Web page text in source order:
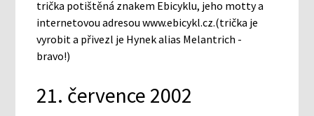
trička potištěná znakem Ebicyklu, jeho motty a
internetovou adresou www.ebicykl.cz.(trička je
vyrobit a přivezl je Hynek alias Melantrich -
bravo!)
21. července 2002